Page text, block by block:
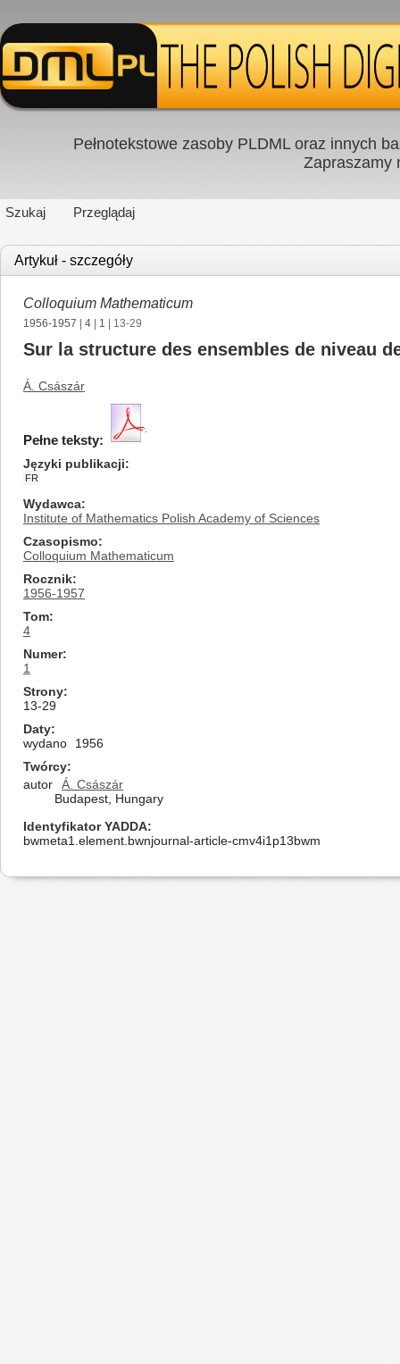
Pełnotekstowe zasoby PLDML oraz innych
Zapraszamy
Szukaj Przeglądaj
Artykuł - szczegóły
Colloquium Mathematicum
1956-1957 4 1 | 13-29
Sur la structure des ensembles de niveau
Á. Császár
Pełne teksty:
Języki publikacji
FR
Wydawca
Institute of Mathematics Polish Academy of Sciences
Czasopismo
Colloquium Mathematicum
Rocznik
1956-1957
Tom
4
Numer
1
Strony
13-29
Daty
wydano
1956
Twórcy
autor
Á. Császár
Budapest, Hungary
Identyfikator YADDA
bwmeta1.element.bwnjournal-article-cmv4i1p13bwm